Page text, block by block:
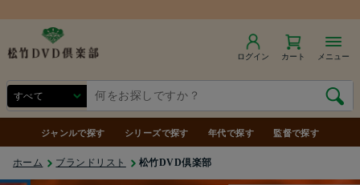
ログイン カート メニュー
ジャンルで探す シリーズで探す 年代で探す 監督で探す
ホーム ブランドリスト 松竹DVD倶楽部